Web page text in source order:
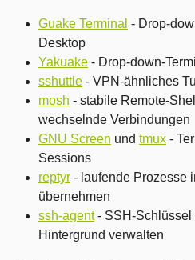
Guake Terminal - Drop-
Desktop
Yakuake - Drop-down-
sshuttle - VPN-ähnliches
mosh - stabile Remote-
wechselnde Verbindungen
GNU Screen und tmux -
Sessions
reptyr - laufende Prozesse
übernehmen
ssh-agent- SSH-Schlüssel
Hintergrund verwalten